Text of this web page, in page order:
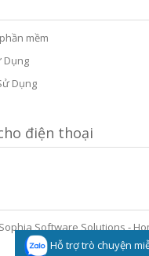
mềm
Dụng
Dụng
điện thoại
Sophia Software Solutions-
Hỗ trợ trò chuyện